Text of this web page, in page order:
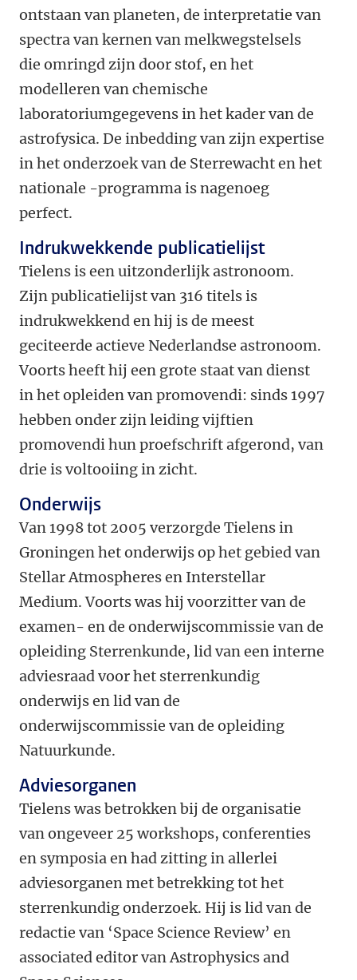
ontstaan van planeten, de interpretatie van
spectra van kernen van melkwegstelsels
die omringd zijn door stof, en het
modelleren van chemische
laboratoriumgegevens in het kader van de
astrofysica. De inbedding van zijn expertise
in het onderzoek van de Sterrewacht en het
nationale -programma is nagenoeg
perfect.
Indrukwekkende publicatielijst
Tielens is een uitzonderlijk astronoom.
Zijn publicatielijst van 316 titels is
indrukwekkend en hij is de meest
geciteerde actieve Nederlandse astronoom.
Voorts heeft hij een grote staat van dienst
in het opleiden van promovendi: sinds 1997
hebben onder zijn leiding vijftien
promovendi hun proefschrift afgerond, van
drie is voltooiing in zicht.
Onderwijs
Van 1998 tot 2005 verzorgde Tielens in
Groningen het onderwijs op het gebied van
Stellar Atmospheres en Interstellar
Medium. Voorts was hij voorzitter van de
examen- en de onderwijscommissie van de
opleiding Sterrenkunde, lid van een interne
adviesraad voor het sterrenkundig
onderwijs en lid van de
onderwijscommissie van de opleiding
Natuurkunde.
Adviesorganen
Tielens was betrokken bij de organisatie
van ongeveer 25 workshops, conferenties
en symposia en had zitting in allerlei
adviesorganen met betrekking tot het
sterrenkundig onderzoek. Hij is lid van de
redactie van ‘Space Science Review’ en
associated editor van Astrophysics and